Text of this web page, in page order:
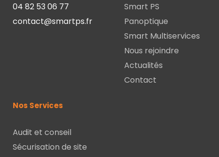
04 82 53 06 77
contact@smartps.fr
Smart PS
Panoptique
Smart Multiservices
Nous rejoindre
Actualités
Contact
Nos Services
Audit et conseil
Sécurisation de site